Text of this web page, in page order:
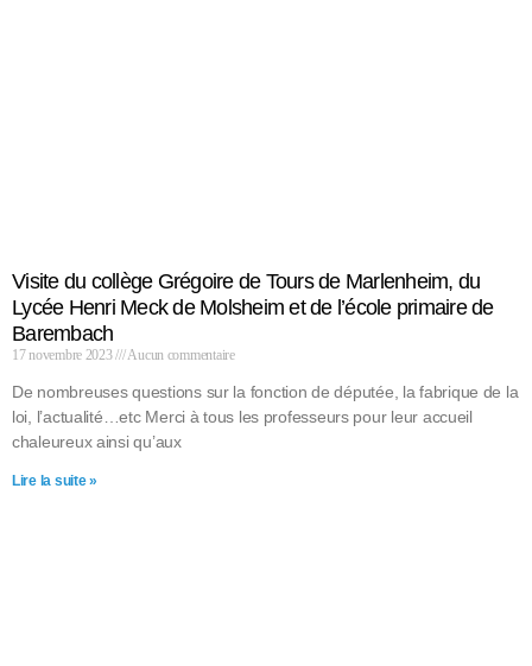
Visite du collège Grégoire de Tours de Marlenheim, du
Lycée Henri Meck de Molsheim et de l’école primaire de
Barembach
17 novembre 2023 Aucun commentaire
De nombreuses questions sur la fonction de députée, la fabrique de la
loi, l’actualité…etc Merci à tous les professeurs pour leur accueil
chaleureux ainsi qu’aux
Lire la suite »